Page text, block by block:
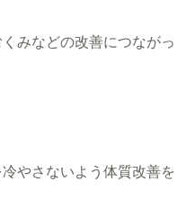
みなどの改善につながっ
やさないよう体質改善を